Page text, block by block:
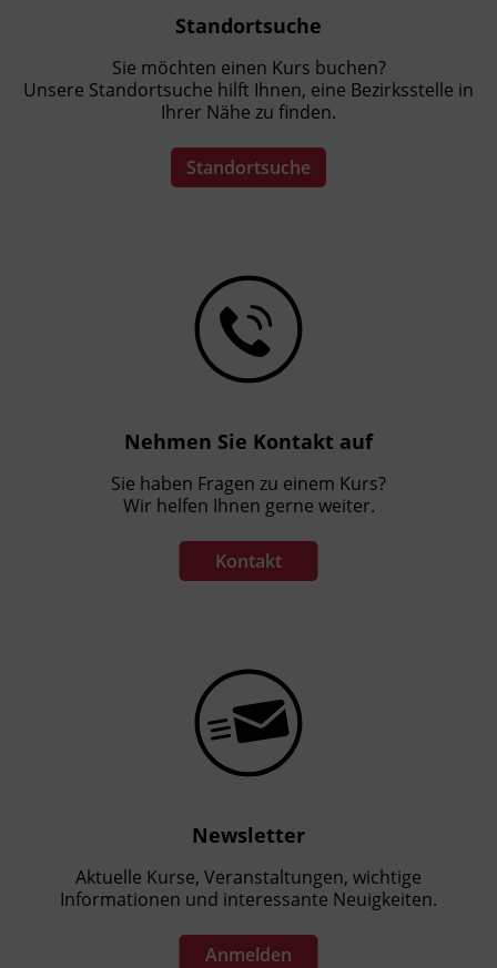
Standortsuche
Sie möchten einen Kurs buchen?
Unsere Standortsuche hilft Ihnen, eine Bezirksstelle in
Ihrer Nähe zu finden.
Standortsuche
Nehmen Sie Kontakt auf
Sie haben Fragen zu einem Kurs?
Wir helfen Ihnen gerne weiter.
Kontakt
Newsletter
Aktuelle Kurse, Veranstaltungen, wichtige
Informationen und interessante Neuigkeiten.
Anmelden